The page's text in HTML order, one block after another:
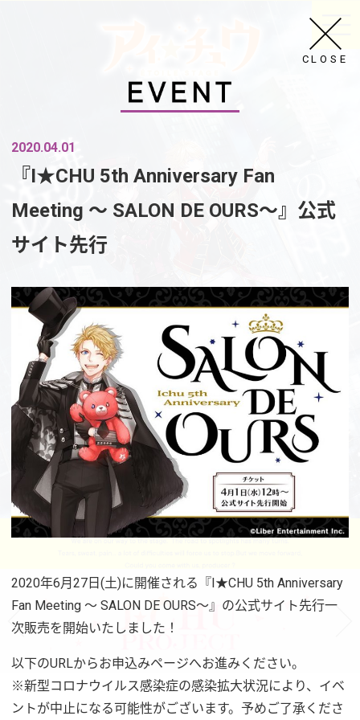
CLOSE
2020.04.01
『I★CHU 5th Anniversary Fan
Meeting ～ SALON DE OURS～』公式
サイト先行
2020年6月27日(土)に開催される『I★CHU 5th Anniversary
Fan Meeting ～ SALON DE OURS～』の公式サイト先行一
次販売を開始いたしました！
以下のURLからお申込みページへお進みください。
※新型コロナウイルス感染症の感染拡大状況により、イベ
ントが中止になる可能性がございます。予めご了承くださ